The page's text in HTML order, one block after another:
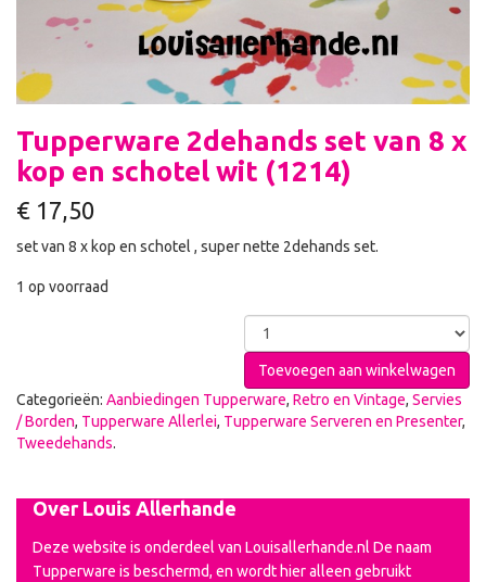
Tupperware 2dehands set van 8 x
kop en schotel wit (1214)
€ 17,50
set van 8 x kop en schotel , super nette 2dehands set.
1 op voorraad
Toevoegen aan winkelwagen
Categorieën: Aanbiedingen Tupperware, Retro en Vintage, Servies
/ Borden, Tupperware Allerlei, Tupperware Serveren en Presenter,
Tweedehands.
Over Louis Allerhande
Deze website is onderdeel van Louisallerhande.nl De naam
Tupperware is beschermd, en wordt hier alleen gebruikt